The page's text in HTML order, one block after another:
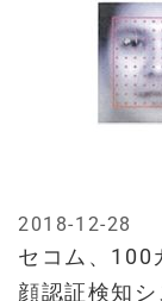
セコム、100
顔認証検知
2018-12-28